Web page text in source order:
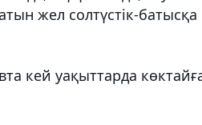
жел солтүстік-батысқа
кей уақыттарда